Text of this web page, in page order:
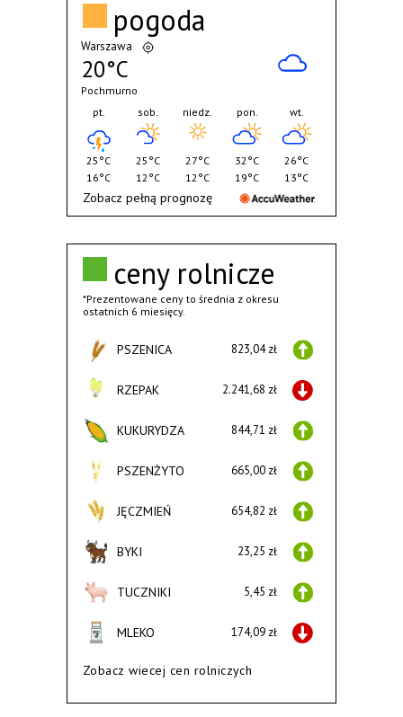
ceny rolnicze
*Prezentowane ceny to średnia z okresu
ostatnich 6 miesięcy.
PSZENICA 823,04 zł
RZEPAK 2.241,68 zł
KUKURYDZA 844,71 zł
PSZENŻYTO 665,00 zł
JĘCZMIEŃ 654,82 zł
BYKI 23,25 zł
TUCZNIKI 5,45 zł
MLEKO 174,09 zł
Zobacz wiecej cen rolniczych
pogoda
Warszawa
20°C
Pochmurno
pt.
25°C
16°C
sob.
25°C
12°C
niedz.
27°C
12°C
pon.
32°C
19°C
wt.
26°C
13°C
Zobacz pełną prognozę